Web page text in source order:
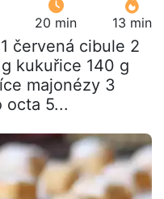
20 min 13 min
červená cibule 2
kukuřice 140 g
majonézy 3
octa 5...